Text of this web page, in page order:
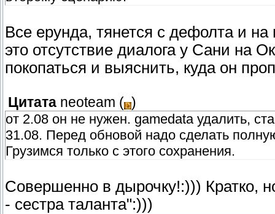
Все ерунда, тянется с дефолта и на
это отсутствие диалога у Сани на
покопаться и выяснить, куда он
Цитата neoteam ( )
от 2.08 он не нужен. gamedata удалить,
31.08. Перед обновой надо сделать
Грузимся только с этого сохранения.
Совершенно в дырочку!:))) Кратко,
- сестра таланта":)))